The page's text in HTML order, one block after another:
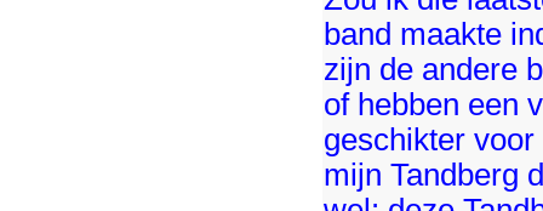
band maakte
zijn de andere
of hebben een
geschikter
mijn Tandberg